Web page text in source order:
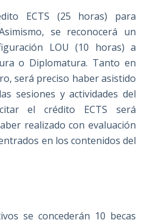
ECTS (25 horas) para
se reconocerá un
LOU (10 horas) a
o Diplomatura. Tanto en
será preciso haber asistido
sesiones y actividades del
el crédito ECTS será
realizado con evaluación
en los contenidos del
se concederán 10 becas